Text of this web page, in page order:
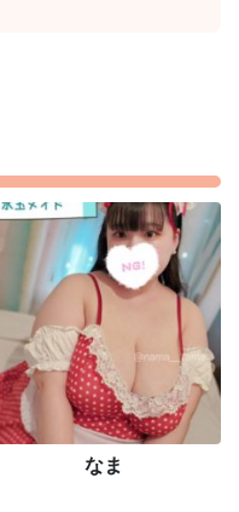
なま